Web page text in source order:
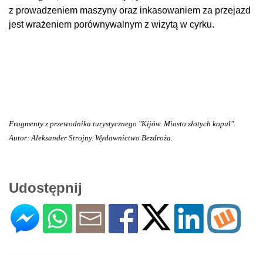
z prowadzeniem maszyny oraz inkasowaniem za przejazd
jest wrażeniem porównywalnym z wizytą w cyrku.
Fragmenty z przewodnika turystycznego "Kijów. Miasto złotych kopuł".
Autor: Aleksander Strojny. Wydawnictwo Bezdroża.
Udostępnij